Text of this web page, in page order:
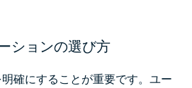
ションの選び方
確にすることが重要です。ユー